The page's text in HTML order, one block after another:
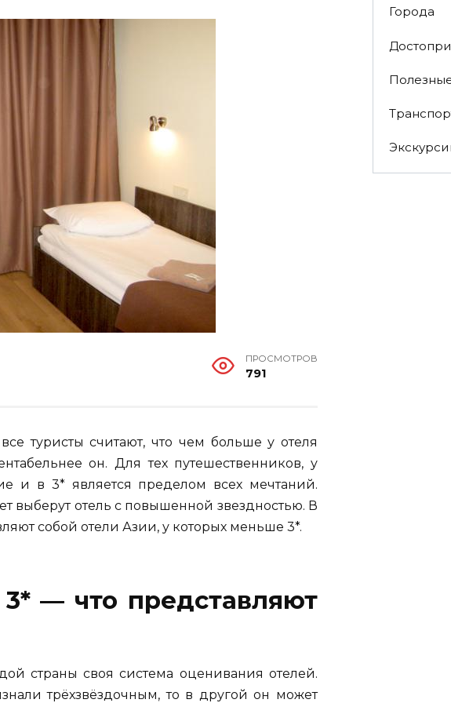
ПРОСМОТРОВ
791
туристы считают, что чем больше у отеля
он. Для тех путешественников, у
и в 3* является пределом всех мечтаний.
выберут отель с повышенной звездностью. В
собой отели Азии, у которых меньше 3*.
— что представляют
страны своя система оценивания отелей.
трёхзвёздочным, то в другой он может
Города